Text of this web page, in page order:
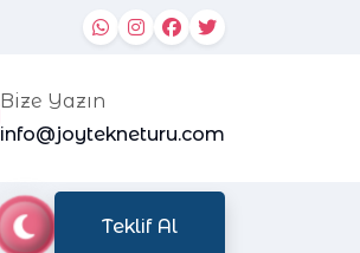
Bize Yazın
info@joytekneturu.com
Teklif Al